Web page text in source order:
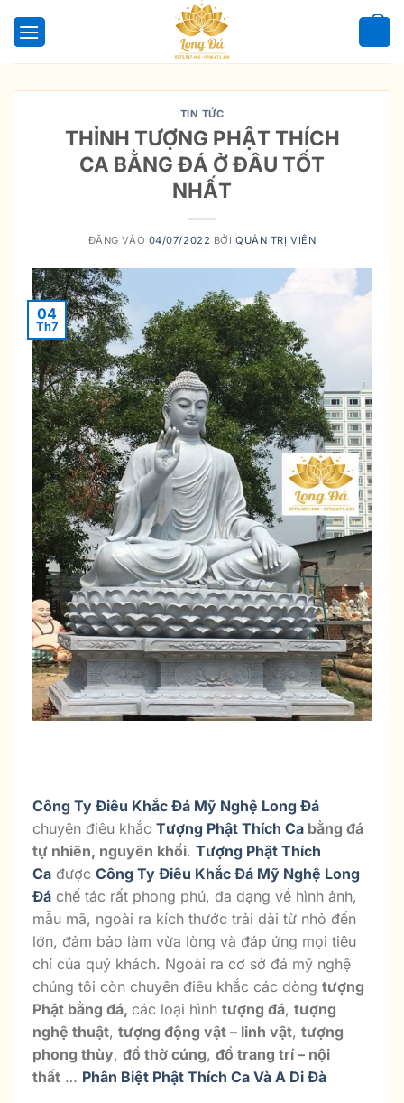
qua
TIN TỨC
THỈNH TƯỢNG PHẬT THÍCH
CA BẰNG ĐÁ Ở ĐÂU TỐT
NHẤT
ĐĂNG VÀO 04/07/2022 BỞIQUẢN TRỊ VIÊN
04
Th7
Công Ty Điêu Khắc Đá Mỹ Nghệ Long Đá
chuyên điêu khắc Tượng Phật Thích Ca bằng đá
tự nhiên, nguyên khối. Tượng Phật Thích
Ca được Công Ty Điêu Khắc Đá Mỹ Nghệ Long
Đá chế tác rất phong phú, đa dạng về hình ảnh,
mẫu mã, ngoài ra kích thước trải dài từ nhỏ đến
lớn, đảm bảo làm vừa lòng và đáp ứng mọi tiêu
chí của quý khách. Ngoài ra cơ sở đá mỹ nghệ
chúng tôi còn chuyên điêu khắc các dòng tượng
Phật bằng đá, các loại hình tượng đá, tượng
nghệ thuật, tượng động vật – linh vật, tượng
phong thùy, đồ thờ cúng, đồ trang trí – nội
thất … Phân Biệt Phật Thích Ca Và A Di Đà